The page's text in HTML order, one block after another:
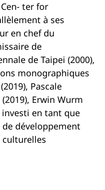
ter for
à ses
en chef du
de
de Taipei (2000),
monographiques
Pascale
Erwin Wurm
investi en tant que
développement